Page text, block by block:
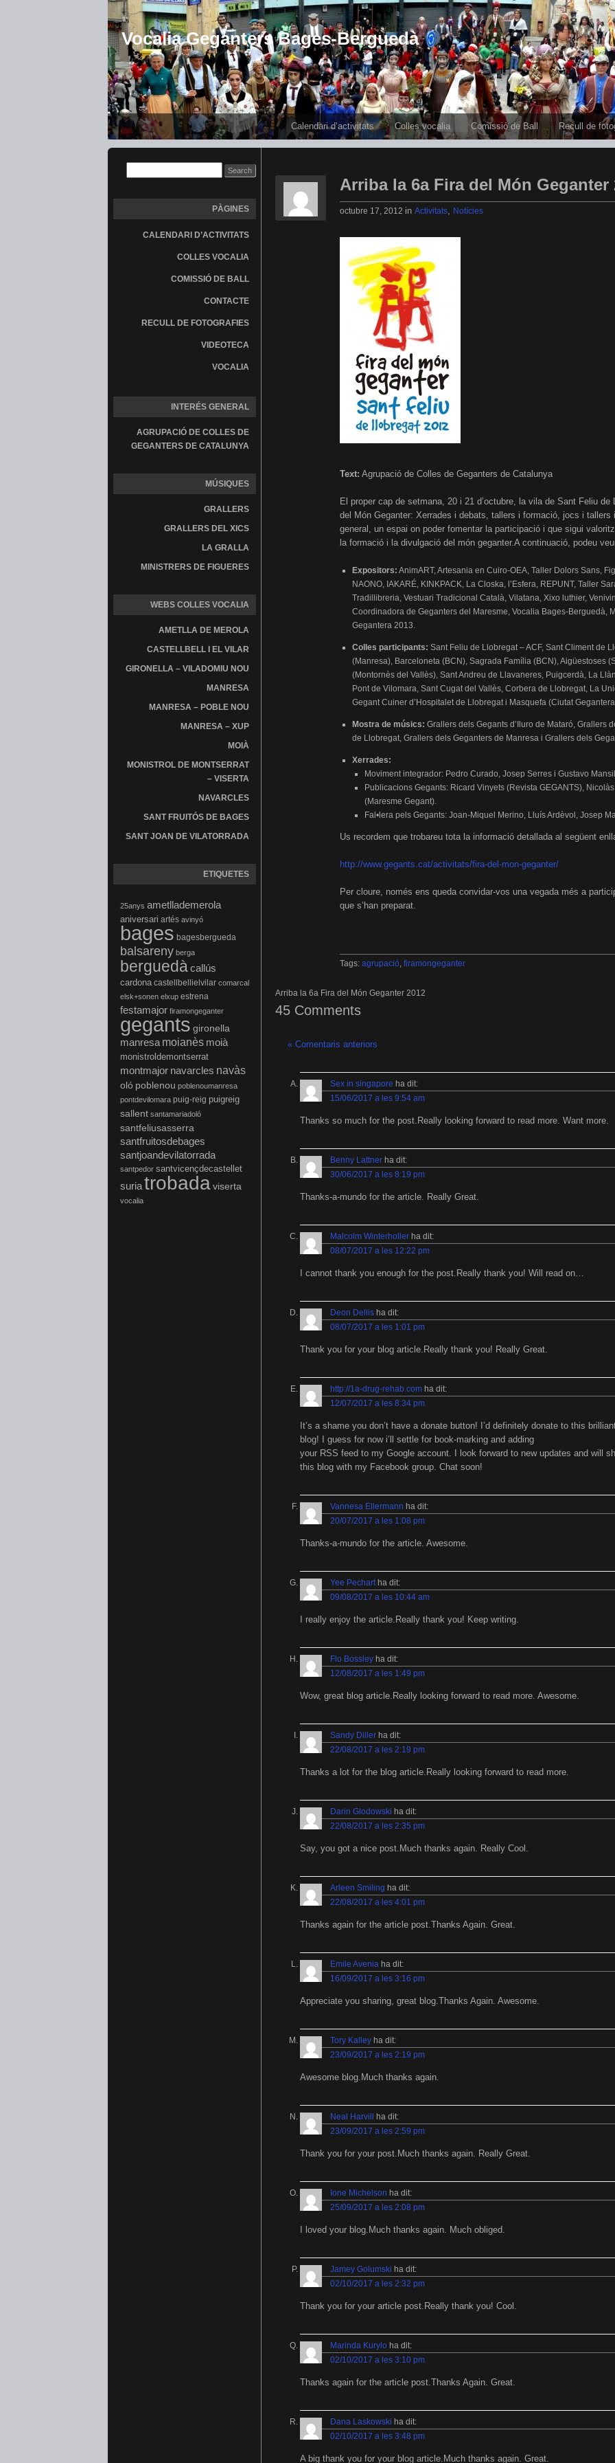
Vocalia Geganters Bages-Berguedà
Calendari d’activitats Colles vocalia Comissió de Ball Recull de
PÀGINES
CALENDARI D’ACTIVITATS
COLLES VOCALIA
COMISSIÓ DE BALL
CONTACTE
RECULL DE FOTOGRAFIES
VIDEOTECA
VOCALIA
INTERÉS GENERAL
AGRUPACIÓ DE COLLES DE
GEGANTERS DE CATALUNYA
MÚSIQUES
GRALLERS
GRALLERS DEL XICS
LA GRALLA
MINISTRERS DE FIGUERES
WEBS COLLES VOCALIA
AMETLLA DE MEROLA
CASTELLBELL I EL VILAR
GIRONELLA – VILADOMIU NOU
MANRESA
MANRESA – POBLE NOU
MANRESA – XUP
MOIÀ
MONISTROL DE MONTSERRAT
– VISERTA
NAVARCLES
SANT FRUITÓS DE BAGES
SANT JOAN DE VILATORRADA
ETIQUETES
25anys ametllademerola
aniversari artés avinyó
bages bagesbergueda
balsareny berga
berguedàcallús
cardona castellbellielvilar comarcal
elsk+sonen elxup estrena
festamajor firamongeganter
gegants gironella
manresa moianès moià
monistroldemontserrat
montmajor navarcles navàs
oló poblenou poblenoumanresa
pontdevilomara puig-reig puigreig
sallent santamariadoló
santfeliusasserra
santfruitosdebages
santjoandevilatorrada
santpedor santvicençdecastellet
suriatrobadaviserta
vocalia
Arriba la 6a Fira del Món Geganter
octubre 17, 2012 in Activitats, Notícies
Text: Agrupació de Colles de Geganters de Catalunya
El proper cap de setmana, 20 i 21 d’octubre, la vila de Sant Feliu
del Món Geganter: Xerrades i debats, tallers i formació, jocs i
general, un espai on poder fomentar la participació i que sigui
la formació i la divulgació del món geganter.A continuació, podeu
Expositors: AnimART, Artesania en Cuiro-OEA, Taller Dolors Sans,
NAONO, IAKARÉ, KINKPACK, La Closka, l’Esfera, REPUNT, Taller
Tradillibreria, Vestuari Tradicional Català, Vilatana, Xixo luthier,
Coordinadora de Geganters del Maresme, Vocalia Bages-Berguedà,
Gegantera 2013.
Colles participants: Sant Feliu de Llobregat – ACF, Sant Climent de
(Manresa), Barceloneta (BCN), Sagrada Família (BCN), Aigüestoses
(Montornès del Vallès), Sant Andreu de Llavaneres, Puigcerdà, La
Pont de Vilomara, Sant Cugat del Vallès, Corbera de Llobregat, La
Gegant Cuiner d’Hospitalet de Llobregat i Masquefa (Ciutat
Mostra de músics: Grallers dels Gegants d’Iluro de Mataró, Grallers
de Llobregat, Grallers dels Geganters de Manresa i Grallers dels
Xerrades:
Moviment integrador: Pedro Curado, Josep Serres i Gustavo
Publicacions Gegants: Ricard Vinyets (Revista GEGANTS),
(Maresme Gegant).
Fal•lera pels Gegants: Joan-Miquel Merino, Lluís Ardèvol, Josep
Us recordem que trobareu tota la informació detallada al següent
http://www.gegants.cat/activitats/fira-del-mon-geganter/
Per cloure, només ens queda convidar-vos una vegada més a
que s’han preparat.
Tags: agrupació, firamongeganter
Arriba la 6a Fira del Món Geganter 2012
45 Comments
« Comentaris anteriors
Sex in singapore ha dit:
15/06/2017 a les 9:54 am
Thanks so much for the post.Really looking forward to read more. Want more.
Benny Lattner ha dit:
30/06/2017 a les 8:19 pm
Thanks-a-mundo for the article. Really Great.
Malcolm Winterholler ha dit:
08/07/2017 a les 12:22 pm
I cannot thank you enough for the post.Really thank you! Will read on…
Deon Dellis ha dit:
08/07/2017 a les 1:01 pm
Thank you for your blog article.Really thank you! Really Great.
http://1a-drug-rehab.com ha dit:
12/07/2017 a les 8:34 pm
It’s a shame you don’t have a donate button! I’d definitely donate to this
blog! I guess for now i’ll settle for book-marking and adding
your RSS feed to my Google account. I look forward to new updates and will
this blog with my Facebook group. Chat soon!
Vannesa Ellermann ha dit:
20/07/2017 a les 1:08 pm
Thanks-a-mundo for the article. Awesome.
Yee Pechart ha dit:
09/08/2017 a les 10:44 am
I really enjoy the article.Really thank you! Keep writing.
Flo Bossley ha dit:
12/08/2017 a les 1:49 pm
Wow, great blog article.Really looking forward to read more. Awesome.
Sandy Diller ha dit:
22/08/2017 a les 2:19 pm
Thanks a lot for the blog article.Really looking forward to read more.
Darin Glodowski ha dit:
22/08/2017 a les 2:35 pm
Say, you got a nice post.Much thanks again. Really Cool.
Arleen Smiling ha dit:
22/08/2017 a les 4:01 pm
Thanks again for the article post.Thanks Again. Great.
Emile Avenia ha dit:
16/09/2017 a les 3:16 pm
Appreciate you sharing, great blog.Thanks Again. Awesome.
Tory Kalley ha dit:
23/09/2017 a les 2:19 pm
Awesome blog.Much thanks again.
Neal Harvill
ha dit:
23/09/2017 a les 2:59 pm
Thank you for your post.Much thanks again. Really Great.
Ione Michelson ha dit:
25/09/2017 a les 2:08 pm
I loved your blog.Much thanks again. Much obliged.
Jamey Golumski ha dit:
02/10/2017 a les 2:32 pm
Thank you for your article post.Really thank you! Cool.
Marinda Kurylo ha dit:
02/10/2017 a les 3:10 pm
Thanks again for the article post.Thanks Again. Great.
Dana Laskowski ha dit:
02/10/2017 a les 3:48 pm
A big thank you for your blog article.Much thanks again. Great.